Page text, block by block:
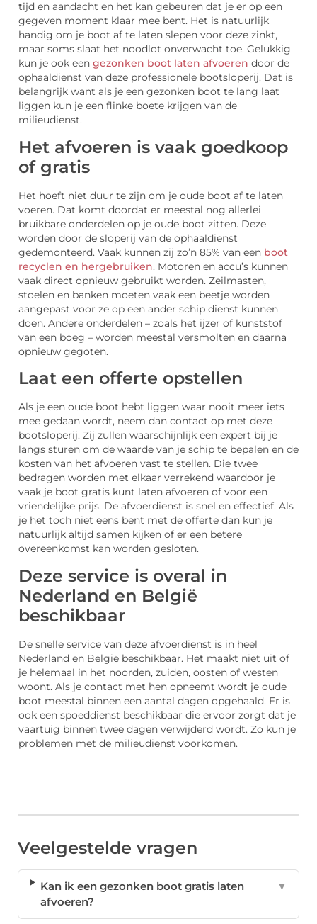
tijd en aandacht en het kan gebeuren dat je er op een
gegeven moment klaar mee bent. Het is natuurlijk
handig om je boot af te laten slepen voor deze zinkt,
maar soms slaat het noodlot onverwacht toe. Gelukkig
kun je ook een gezonken boot laten afvoeren door de
ophaaldienst van deze professionele bootsloperij. Dat is
belangrijk want als je een gezonken boot te lang laat
liggen kun je een flinke boete krijgen van de
milieudienst.
Het afvoeren is vaak goedkoop
of gratis
Het hoeft niet duur te zijn om je oude boot af te laten
voeren. Dat komt doordat er meestal nog allerlei
bruikbare onderdelen op je oude boot zitten. Deze
worden door de sloperij van de ophaaldienst
gedemonteerd. Vaak kunnen zij zo’n 85% van een boot
recyclen en hergebruiken. Motoren en accu’s kunnen
vaak direct opnieuw gebruikt worden. Zeilmasten,
stoelen en banken moeten vaak een beetje worden
aangepast voor ze op een ander schip dienst kunnen
doen. Andere onderdelen – zoals het ijzer of kunststof
van een boeg – worden meestal versmolten en daarna
opnieuw gegoten.
Laat een offerte opstellen
Als je een oude boot hebt liggen waar nooit meer iets
mee gedaan wordt, neem dan contact op met deze
bootsloperij. Zij zullen waarschijnlijk een expert bij je
langs sturen om de waarde van je schip te bepalen en de
kosten van het afvoeren vast te stellen. Die twee
bedragen worden met elkaar verrekend waardoor je
vaak je boot gratis kunt laten afvoeren of voor een
vriendelijke prijs. De afvoerdienst is snel en effectief. Als
je het toch niet eens bent met de offerte dan kun je
natuurlijk altijd samen kijken of er een betere
overeenkomst kan worden gesloten.
Deze service is overal in
Nederland en België
beschikbaar
De snelle service van deze afvoerdienst is in heel
Nederland en België beschikbaar. Het maakt niet uit of
je helemaal in het noorden, zuiden, oosten of westen
woont. Als je contact met hen opneemt wordt je oude
boot meestal binnen een aantal dagen opgehaald. Er is
ook een spoeddienst beschikbaar die ervoor zorgt dat je
vaartuig binnen twee dagen verwijderd wordt. Zo kun je
problemen met de milieudienst voorkomen.
Veelgestelde vragen
Kan ik een gezonken boot gratis laten
afvoeren?
▼